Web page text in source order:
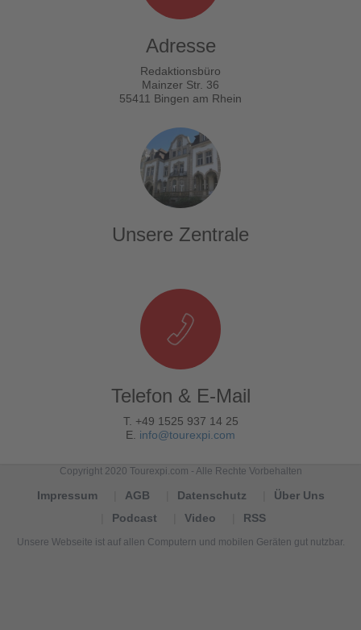
Adresse
Redaktionsbüro
Mainzer Str. 36
55411 Bingen am Rhein
Unsere Zentrale
Telefon & E-Mail
T. +49 1525 937 14 25
E. info@tourexpi.com
Copyright 2020 Tourexpi.com - Alle Rechte Vorbehalten
Impressum AGB Datenschutz
Über Uns
Podcast
Video RSS
Unsere Webseite ist auf allen Computern und mobilen Geräten gut nutzbar.